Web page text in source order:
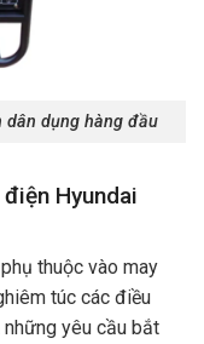
dụng hàng đầu
Hyundai
thuộc vào may
túc các điều
yêu cầu bắt